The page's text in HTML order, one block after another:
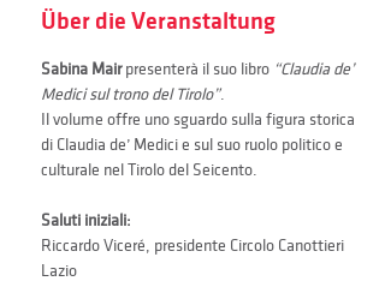
Über die Veranstaltung
Sabina Mair presenterà il suo libro “Claudia de’
Medici sul trono del Tirolo”.
Il volume offre uno sguardo sulla figura storica
di Claudia de’ Medici e sul suo ruolo politico e
culturale nel Tirolo del Seicento.
Saluti iniziali:
Riccardo Viceré, presidente Circolo Canottieri
Lazio